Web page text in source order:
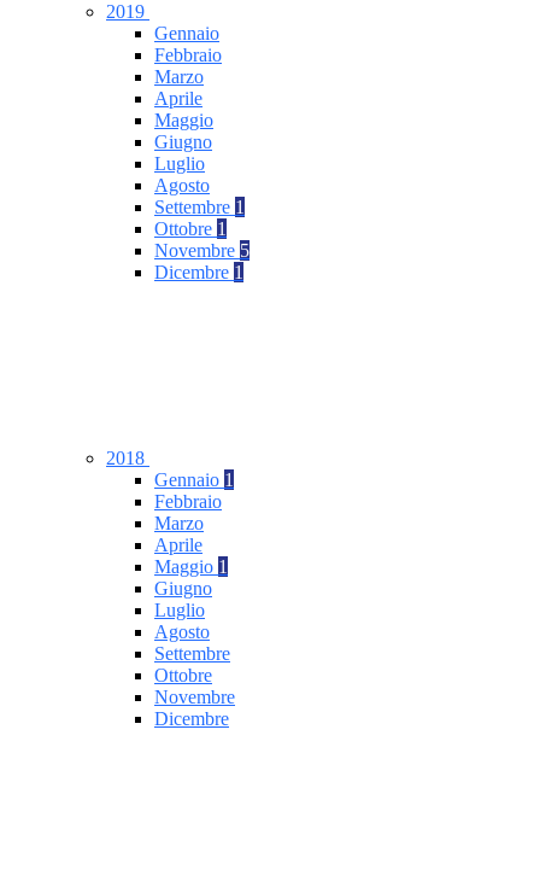
2019
Gennaio
Febbraio
Marzo
Aprile
Maggio
Giugno
Luglio
Agosto
Settembre 1
Ottobre 1
Novembre 5
Dicembre 1
2018
Gennaio 1
Febbraio
Marzo
Aprile
Maggio 1
Giugno
Luglio
Agosto
Settembre
Ottobre
Novembre
Dicembre